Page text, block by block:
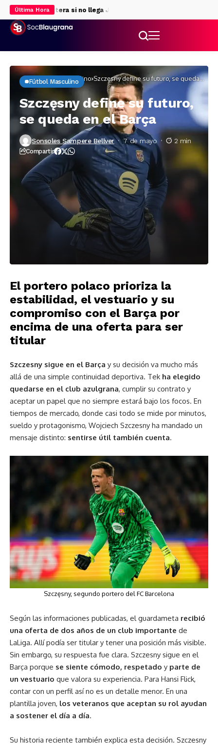
Última Hora
la delantera si no llega Julián Álvarez
Inicio Fútbol masculino Szczęsny define su futuro, se queda
en el Barça
Fútbol Masculino
Szczęsny define su futuro,
se queda en el Barça
Sonsoles Sampere Bellver 7 de mayo 2 min
Compartir
El portero polaco prioriza la
estabilidad, el vestuario y su
compromiso con el Barça por
encima de una oferta para ser
titular
Szczesny sigue en el Barça y su decisión va mucho más
allá de una simple continuidad deportiva. Tek ha elegido
quedarse en el club azulgrana, cumplir su contrato y
aceptar un papel que no siempre estará bajo los focos. En
tiempos de mercado, donde casi todo se mide por minutos,
sueldo y protagonismo, Wojciech Szczesny ha mandado un
mensaje distinto: sentirse útil también cuenta.
Szczęsny, segundo portero del FC Barcelona
Según las informaciones publicadas, el guardameta recibió
una oferta de dos años de un club importante de
LaLiga. Allí podía ser titular y tener una posición más visible.
Sin embargo, su respuesta fue clara. Szczesny sigue en el
Barça porque se siente cómodo, respetado y parte de
un vestuario que valora su experiencia. Para Hansi Flick,
contar con un perfil así no es un detalle menor. En una
plantilla joven, los veteranos que aceptan su rol ayudan
a sostener el día a día.
Su historia reciente también explica esta decisión. Szczesny